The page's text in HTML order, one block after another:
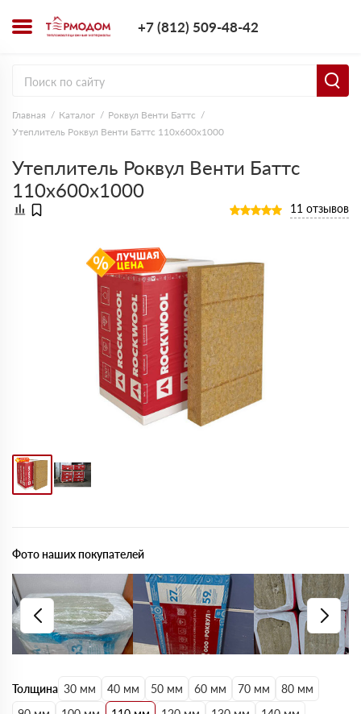
+7 (812) 509-48-42
Главная Каталог
Роквул Венти Баттс
Утеплитель Роквул Венти Баттс 110х600х1000
Утеплитель Роквул Венти Баттс
110х600х1000
11 отзывов
Толщина 30 мм 40 мм 50 мм 60 мм 70 мм
80 мм
Фото наших покупателей